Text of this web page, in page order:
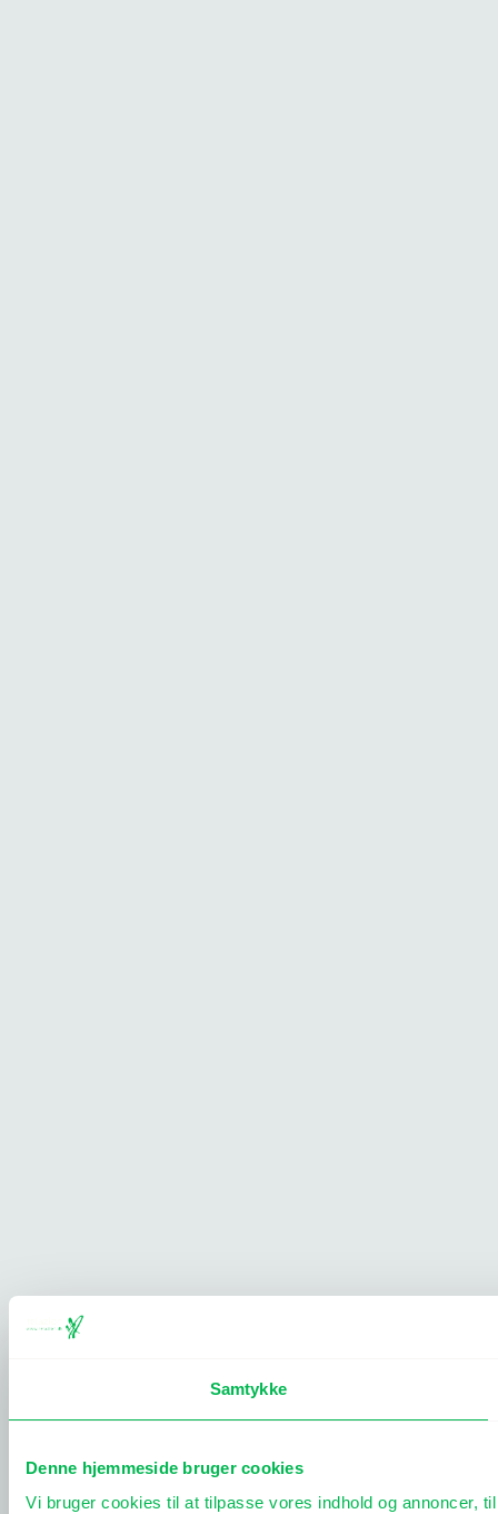
Samtykke
Denne hjemmeside bruger cookies
Vi bruger cookies til at tilpasse vores indhold og annoncer,